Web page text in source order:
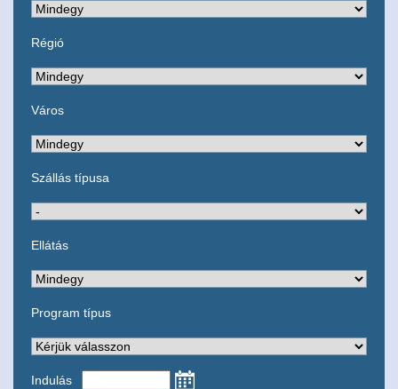
Régió
Város
Szállás típusa
Ellátás
Program típus
Indulás